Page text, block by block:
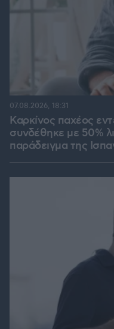
Καρκίνος παχέος
συνδέθηκε με 50%
παράδειγμα της
07.08.2026, 18:31